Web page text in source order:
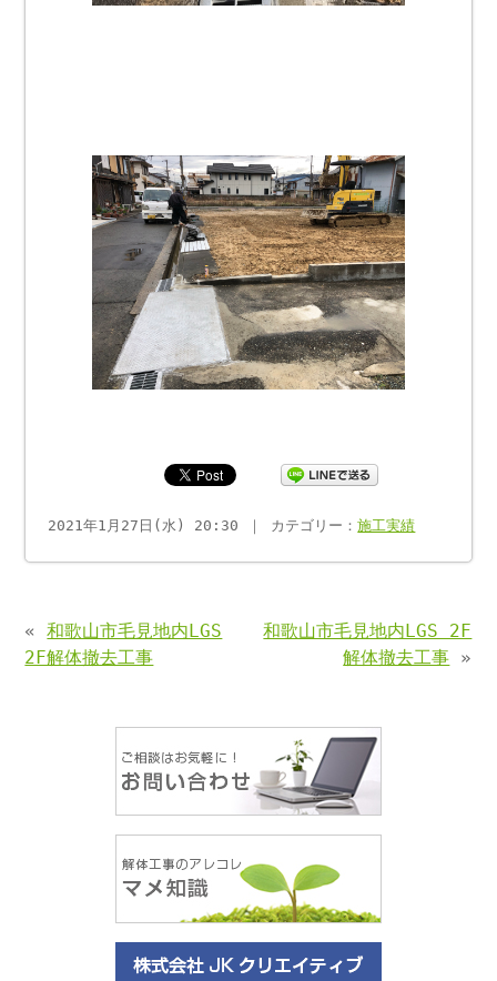
2021年1月27日(水) 20:30 ｜ カテゴリー：施工実績
«和歌山市毛見地内LGS
2F解体撤去工事
和歌山市毛見地内LGS 2F
解体撤去工事 »